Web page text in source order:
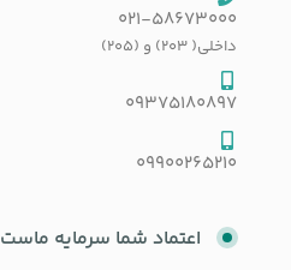
021-58673000
داخلی( 203) و (205)
09375180897
09900265210
اعتماد شما سرمایه ماست